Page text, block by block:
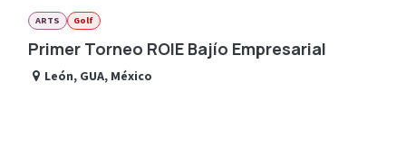
ARTS Golf
Primer Torneo ROIE Bajío Empresarial
León, GUA, México